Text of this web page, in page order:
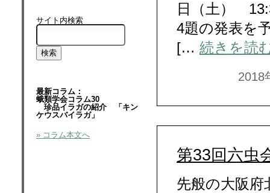
サイト内検索
最新コラム：
蛾類学会コラム30
珍品イラガの紹介 「キン
ケウスバイラガ」
» コラム本文へ
日（土）
4題の発表を
[… 続きを読
2018
第33回六虫
先般の大阪府